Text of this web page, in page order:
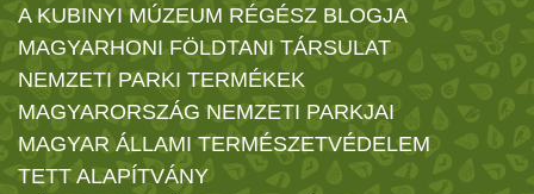
A KUBINYI MÚZEUM RÉGÉSZ BLOGJA
MAGYARHONI FÖLDTANI TÁRSULAT
NEMZETI PARKI TERMÉKEK
MAGYARORSZÁG NEMZETI PARKJAI
MAGYAR ÁLLAMI TERMÉSZETVÉDELEM
TETT ALAPÍTVÁNY